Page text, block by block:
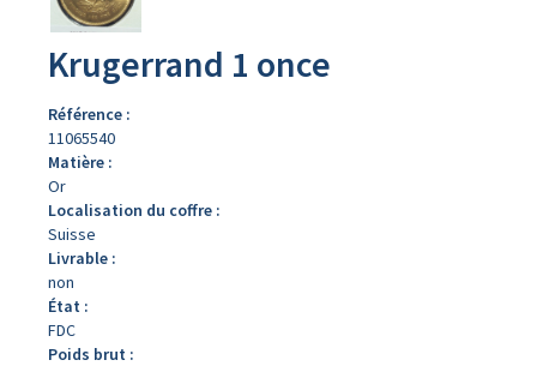
Krugerrand 1 once
Référence :
11065540
Matière :
Or
Localisation du coffre :
Suisse
Livrable :
non
État :
FDC
Poids brut :